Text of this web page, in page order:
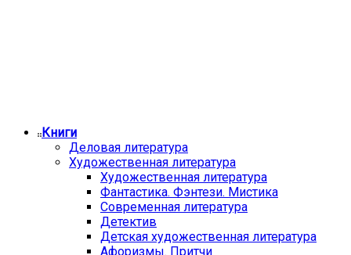
Книги
Деловая литература
Художественная литература
Художественная литература
Фантастика. Фэнтези. Мистика
Современная литература
Детектив
Детская художественная литература
Афоризмы. Притчи